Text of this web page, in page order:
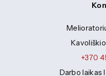
Kavoliškio
+370
Darbo laikas